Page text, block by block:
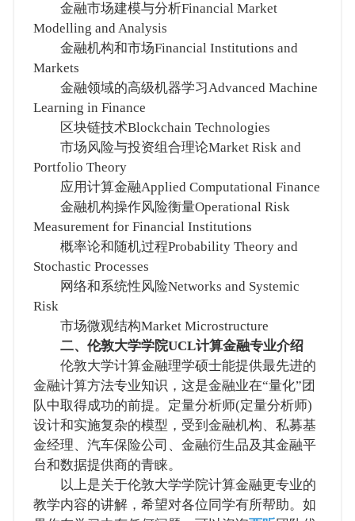
金融市场建模与分析Financial Market
Modelling and Analysis
金融机构和市场Financial Institutions and
Markets
金融领域的高级机器学习Advanced Machine
Learning in Finance
区块链技术Blockchain Technologies
市场风险与投资组合理论Market Risk and
Portfolio Theory
应用计算金融Applied Computational Finance
金融机构操作风险衡量Operational Risk
Measurement for Financial Institutions
概率论和随机过程Probability Theory and
Stochastic Processes
网络和系统性风险Networks and Systemic
Risk
市场微观结构Market Microstructure
二、伦敦大学学院UCL计算金融专业介绍
伦敦大学计算金融理学硕士能提供最先进的
金融计算方法专业知识，这是金融业在“量化”团
队中取得成功的前提。定量分析师(定量分析师)
设计和实施复杂的模型，受到金融机构、私募基
金经理、汽车保险公司、金融衍生品及其金融平
台和数据提供商的青睐。
以上是关于伦敦大学学院计算金融更专业的
教学内容的讲解，希望对各位同学有所帮助。如